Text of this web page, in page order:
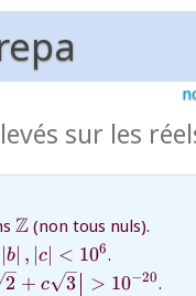
sur les
{\mathbb{Z}}
Z (non tous nuls).
∣b , ∣c < 106.
2 + c 3 > 10−20.